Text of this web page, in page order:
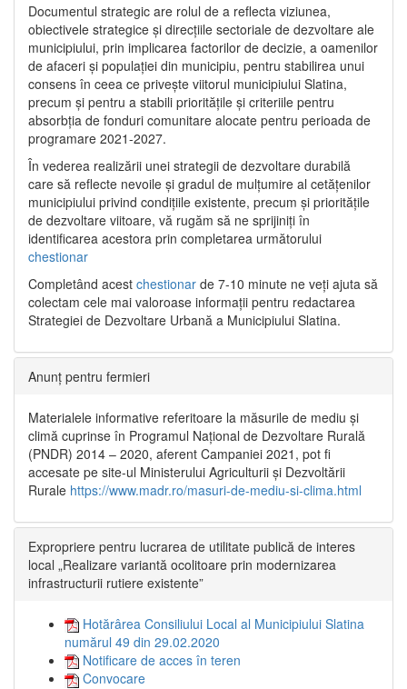
Documentul strategic are rolul de a reflecta viziunea,
obiectivele strategice și direcțiile sectoriale de dezvoltare ale
municipiului, prin implicarea factorilor de decizie, a oamenilor
de afaceri și populației din municipiu, pentru stabilirea unui
consens în ceea ce privește viitorul municipiului Slatina,
precum și pentru a stabili prioritățile și criteriile pentru
absorbția de fonduri comunitare alocate pentru perioada de
programare 2021-2027.
În vederea realizării unei strategii de dezvoltare durabilă
care să reflecte nevoile și gradul de mulțumire al cetățenilor
municipiului privind condițiile existente, precum și prioritățile
de dezvoltare viitoare, vă rugăm să ne sprijiniți în
identificarea acestora prin completarea următorului
chestionar
Completând acest chestionar de 7-10 minute ne veți ajuta să
colectam cele mai valoroase informații pentru redactarea
Strategiei de Dezvoltare Urbană a Municipiului Slatina.
Anunț pentru fermieri
Materialele informative referitoare la măsurile de mediu și
climă cuprinse în Programul Național de Dezvoltare Rurală
(PNDR) 2014 – 2020, aferent Campaniei 2021, pot fi
accesate pe site-ul Ministerului Agriculturii și Dezvoltării
Rurale https://www.madr.ro/masuri-de-mediu-si-clima.html
Expropriere pentru lucrarea de utilitate publică de interes
local „Realizare variantă ocolitoare prin modernizarea
infrastructurii rutiere existente”
Hotărârea Consiliului Local al Municipiului Slatina
numărul 49 din 29.02.2020
Notificare de acces în teren
Convocare